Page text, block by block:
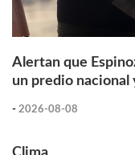
Alertan que
un predio
- 2026-08-08